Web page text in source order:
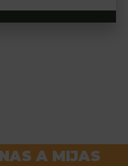
A MIJAS